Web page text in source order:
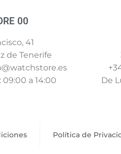
00
41
de Tenerife
09:00 a 14:00
De
Política de